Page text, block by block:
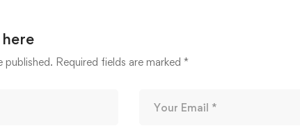
published. Required fields are marked *